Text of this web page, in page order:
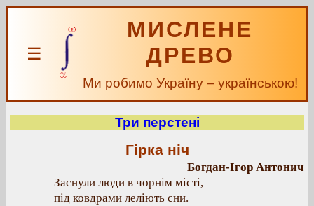
☰
МИСЛЕНЕ
ДРЕВО
Ми робимо Україну – українською!
Три перстені
Гірка ніч
Богдан-Ігор Антонич
Заснули люди в чорнім місті,
під ковдрами леліють сни.